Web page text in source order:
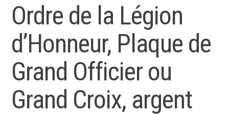
Ordre de la Légion
d’Honneur, Plaque de
Grand Officier ou
Grand Croix, argent